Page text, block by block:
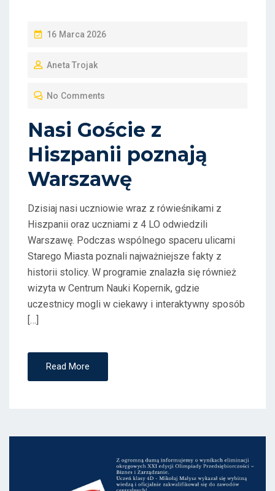
P
S
O
16 Marca 2026
Aneta Trojak
No Comments
Nasi Goście z
Hiszpanii poznają
Warszawę
Dzisiaj nasi uczniowie wraz z rówieśnikami z
Hiszpanii oraz uczniami z 4 LO odwiedzili
Warszawę. Podczas wspólnego spaceru ulicami
Starego Miasta poznali najważniejsze fakty z
historii stolicy. W programie znalazła się również
wizyta w Centrum Nauki Kopernik, gdzie
uczestnicy mogli w ciekawy i interaktywny sposób
[…]
Read More